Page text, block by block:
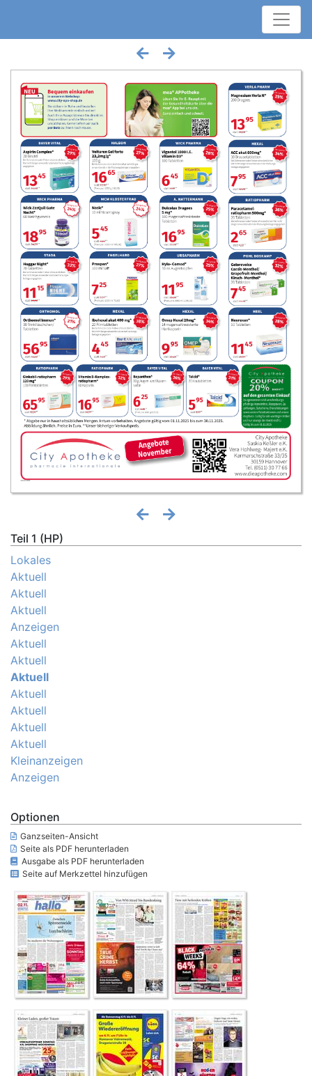
Teil 1 (HP)
Lokales
Aktuell
Aktuell
Aktuell
Anzeigen
Aktuell
Aktuell
Aktuell
Aktuell
Aktuell
Aktuell
Aktuell
Kleinanzeigen
Anzeigen
Optionen
Ganzseiten-Ansicht
Seite als PDF herunterladen
Ausgabe als PDF herunterladen
Seite auf Merkzettel hinzufügen